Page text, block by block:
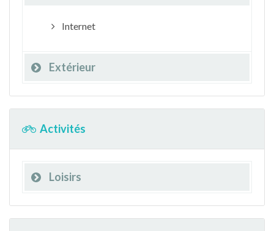
Internet
Extérieur
Activités
Loisirs